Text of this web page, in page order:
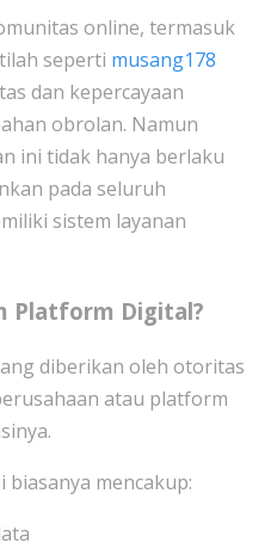
online, termasuk
seperti musang178
dan kepercayaan
obrolan. Namun
ini tidak hanya berlaku
pada seluruh
sistem layanan
Platform Digital?
diberikan oleh otoritas
atau platform
biasanya mencakup: